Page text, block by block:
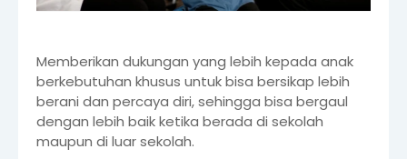
Memberikan dukungan yang lebih kepada anak
berkebutuhan khusus untuk bisa bersikap lebih
berani dan percaya diri, sehingga bisa bergaul
dengan lebih baik ketika berada di sekolah
maupun di luar sekolah.